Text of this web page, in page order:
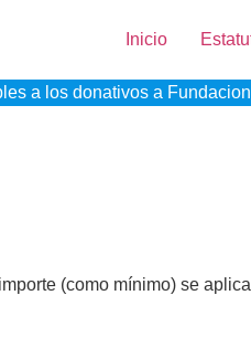
Inicio
a los donativos a
(como mínimo) se